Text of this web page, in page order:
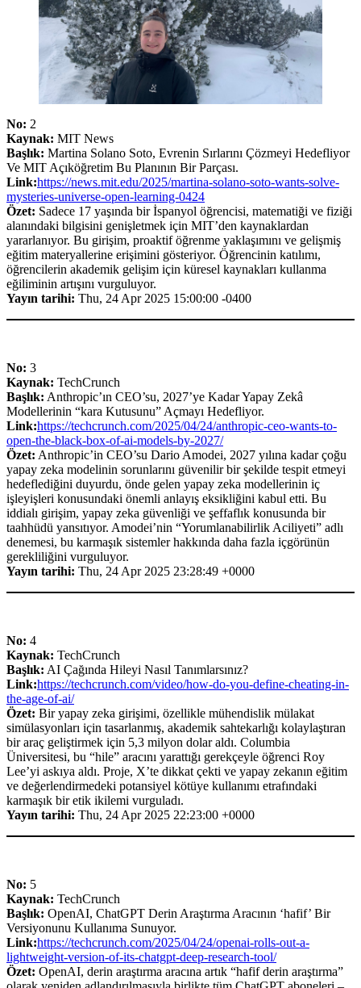
No: 2
Kaynak: MIT News
Başlık: Martina Solano Soto, Evrenin Sırlarını Çözmeyi Hedefliyor
Ve MIT Açıköğretim Bu Planının Bir Parçası.
Link:https://news.mit.edu/2025/martina-solano-soto-wants-solve-
mysteries-universe-open-learning-0424
Özet: Sadece 17 yaşında bir İspanyol öğrencisi, matematiği ve fiziği
alanındaki bilgisini genişletmek için MIT’den kaynaklardan
yararlanıyor. Bu girişim, proaktif öğrenme yaklaşımını ve gelişmiş
eğitim materyallerine erişimini gösteriyor. Öğrencinin katılımı,
öğrencilerin akademik gelişim için küresel kaynakları kullanma
eğiliminin artışını vurguluyor.
Yayın tarihi: Thu, 24 Apr 2025 15:00:00 -0400
No: 3
Kaynak: TechCrunch
Başlık: Anthropic’ın CEO’su, 2027’ye Kadar Yapay Zekâ
Modellerinin “kara Kutusunu” Açmayı Hedefliyor.
Link:https://techcrunch.com/2025/04/24/anthropic-ceo-wants-to-
open-the-black-box-of-ai-models-by-2027/
Özet: Anthropic’in CEO’su Dario Amodei, 2027 yılına kadar çoğu
yapay zeka modelinin sorunlarını güvenilir bir şekilde tespit etmeyi
hedeflediğini duyurdu, önde gelen yapay zeka modellerinin iç
işleyişleri konusundaki önemli anlayış eksikliğini kabul etti. Bu
iddialı girişim, yapay zeka güvenliği ve şeffaflık konusunda bir
taahhüdü yansıtıyor. Amodei’nin “Yorumlanabilirlik Aciliyeti” adlı
denemesi, bu karmaşık sistemler hakkında daha fazla içgörünün
gerekliliğini vurguluyor.
Yayın tarihi: Thu, 24 Apr 2025 23:28:49 +0000
No: 4
Kaynak: TechCrunch
Başlık: AI Çağında Hileyi Nasıl Tanımlarsınız?
Link:https://techcrunch.com/video/how-do-you-define-cheating-in-
the-age-of-ai/
Özet: Bir yapay zeka girişimi, özellikle mühendislik mülakat
simülasyonları için tasarlanmış, akademik sahtekarlığı kolaylaştıran
bir araç geliştirmek için 5,3 milyon dolar aldı. Columbia
Üniversitesi, bu “hile” aracını yarattığı gerekçeyle öğrenci Roy
Lee’yi askıya aldı. Proje, X’te dikkat çekti ve yapay zekanın eğitim
ve değerlendirmedeki potansiyel kötüye kullanımı etrafındaki
karmaşık bir etik ikilemi vurguladı.
Yayın tarihi: Thu, 24 Apr 2025 22:23:00 +0000
No: 5
Kaynak: TechCrunch
Başlık: OpenAI, ChatGPT Derin Araştırma Aracının ‘hafif’ Bir
Versiyonunu Kullanıma Sunuyor.
Link:https://techcrunch.com/2025/04/24/openai-rolls-out-a-
lightweight-version-of-its-chatgpt-deep-research-tool/
Özet: OpenAI, derin araştırma aracına artık “hafif derin araştırma”